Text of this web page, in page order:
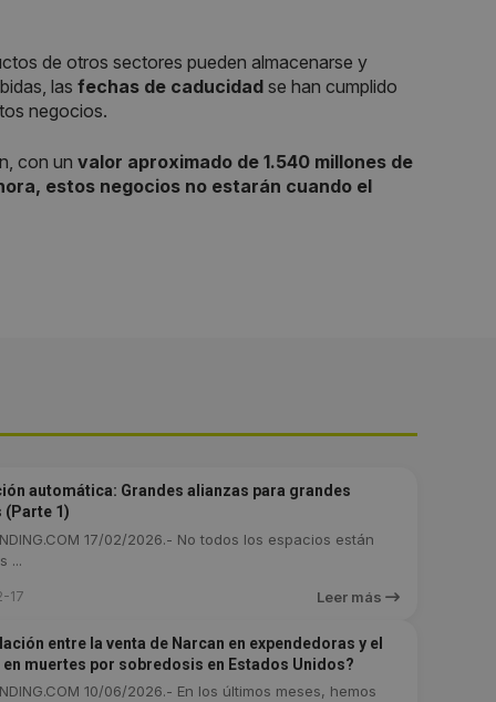
de otros sectores pueden almacenarse y
las fechas de caducidad se han cumplido
negocios.
con un valor aproximado de 1.540 millones de
estos negocios no estarán cuando el
automática: Grandes alianzas para grandes
1)
17/02/2026.- No todos los espacios están
...
17 Leer más
entre la venta de Narcan en expendedoras y el
muertes por sobredosis en Estados Unidos?
10/06/2026.- En los últimos meses, hemos